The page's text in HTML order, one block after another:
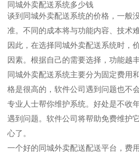
同城外卖配送系统多少钱
谈到同城外卖配送系统的价格，一般
准。不同的成本将与功能内容、技术
因此，在选择同城外卖配送系统时，
因素。根据自己的需要选择，功能越
同城外卖配送系统主要分为固定费用
格是很高的，软件公司遇到问题也不
专业人士帮你维护系统。好处是不收
遇到问题。软件公司将帮助免费维护
心了。
一个好的同城外卖配送配送平台，费